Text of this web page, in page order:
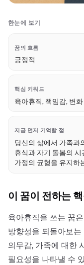
한눈에 보기
꿈의 흐름
긍정적
핵심 키워드
육아휴직, 책임감, 변화
지금 먼저 기억할 점
당신의 삶에서 가족과
휴식과 자기 돌봄의
가정의 균형을 유지하
이 꿈이 전하는
육아휴직을 쓰는 꿈
방향성을 되돌아보
의무감, 가족에 대한
필요성을 나타낼 수